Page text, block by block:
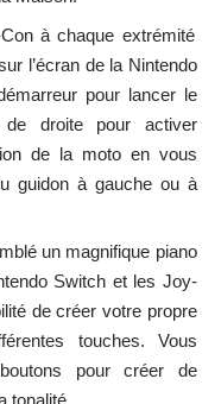
à chaque extrémité
l’écran de la Nintendo
pour lancer le
droite pour activer
de la moto en vous
guidon à gauche ou à
un magnifique piano
Switch et les Joy-
de créer votre propre
touches. Vous
pour créer de